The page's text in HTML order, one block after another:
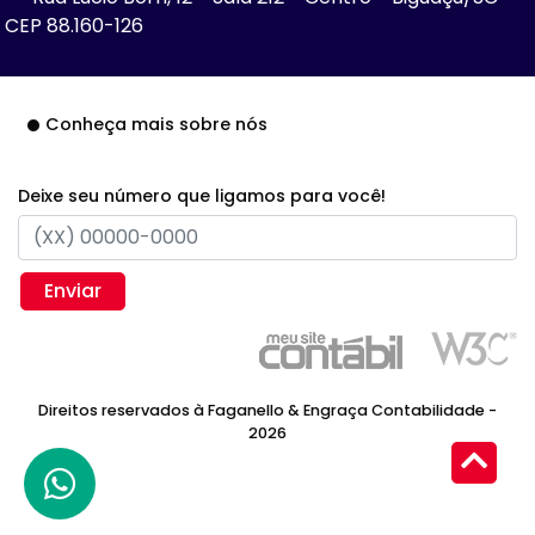
CEP 88.160-126
Conheça mais sobre nós
Deixe seu número que ligamos para você!
Enviar
Direitos reservados à Faganello & Engraça Contabilidade -
2026